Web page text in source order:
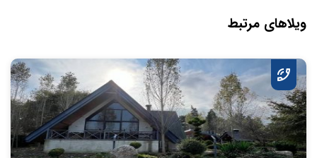
ویلاهای مرتبط